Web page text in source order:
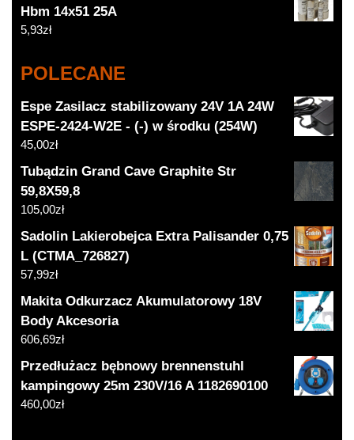
Hbm 14x51 25A
5,93zł
POLECANE
Espe Zasilacz stabilizowany 24V 1A 24W
ESPE-2424-W2E - (-) w środku (254W)
45,00zł
Tubądzin Grand Cave Graphite Str
59,8X59,8
105,00zł
Sadolin Lakierobejca Extra Palisander 0,75
L (CTMA_726827)
57,99zł
Makita Odkurzacz Akumulatorowy 18V
Body Akcesoria
606,69zł
Przedłużacz bębnowy brennenstuhl
kampingowy 25m 230V/16 A 1182690100
460,00zł